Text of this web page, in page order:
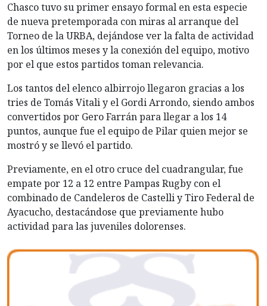
Chasco tuvo su primer ensayo formal en esta especie
de nueva pretemporada con miras al arranque del
Torneo de la URBA, dejándose ver la falta de actividad
en los últimos meses y la conexión del equipo, motivo
por el que estos partidos toman relevancia.
Los tantos del elenco albirrojo llegaron gracias a los
tries de Tomás Vitali y el Gordi Arrondo, siendo ambos
convertidos por Gero Farrán para llegar a los 14
puntos, aunque fue el equipo de Pilar quien mejor se
mostró y se llevó el partido.
Previamente, en el otro cruce del cuadrangular, fue
empate por 12 a 12 entre Pampas Rugby con el
combinado de Candeleros de Castelli y Tiro Federal de
Ayacucho, destacándose que previamente hubo
actividad para las juveniles dolorenses.